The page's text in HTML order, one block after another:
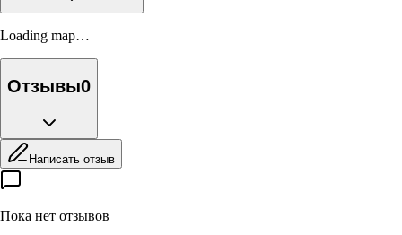
Loading map…
Отзывы0
Написать отзыв
Пока нет отзывов